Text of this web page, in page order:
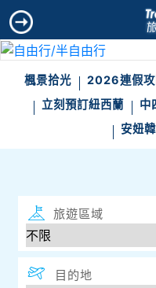
楓景拾光 2026連假攻
立刻預訂紐西蘭
中
安妞
旅遊區域
目的地